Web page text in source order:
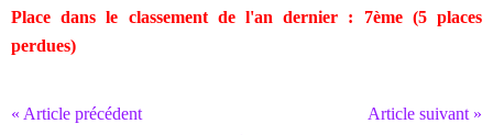
Place dans le classement de l'an dernier : 7ème (5 places
perdues)
« Article précédent
Article suivant »